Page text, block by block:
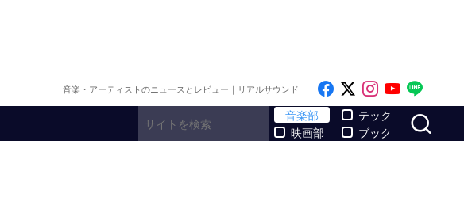
音楽・アーティストのニュースとレビュー｜リアルサウンド Like on Facebook
Follow on x
Follow on
Follow
音楽部
映画部
テック
ブック